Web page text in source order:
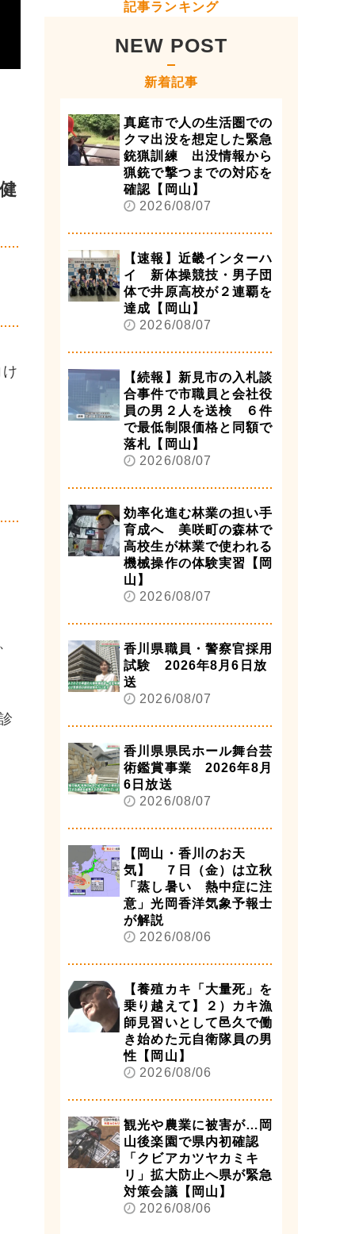
記事ランキング
NEW POST
新着記事
真庭市で人の生活圏での
クマ出没を想定した緊急
銃猟訓練 出没情報から
猟銃で撃つまでの対応を
確認【岡山】
2026/08/07
【速報】近畿インターハ
イ 新体操競技・男子団
体で井原高校が２連覇を
達成【岡山】
2026/08/07
【続報】新見市の入札談
合事件で市職員と会社役
員の男２人を送検 ６件
で最低制限価格と同額で
落札【岡山】
2026/08/07
効率化進む林業の担い手
育成へ 美咲町の森林で
高校生が林業で使われる
機械操作の体験実習【岡
山】
2026/08/07
香川県職員・警察官採用
試験 2026年8月6日放
送
2026/08/07
香川県県民ホール舞台芸
術鑑賞事業 2026年8月
6日放送
2026/08/07
【岡山・香川のお天
気】 ７日（金）は立秋
「蒸し暑い 熱中症に注
意」光岡香洋気象予報士
が解説
2026/08/06
【養殖カキ「大量死」を
乗り越えて】２）カキ漁
師見習いとして邑久で働
き始めた元自衛隊員の男
性【岡山】
2026/08/06
観光や農業に被害が…岡
山後楽園で県内初確認
「クビアカツヤカミキ
リ」拡大防止へ県が緊急
対策会議【岡山】
2026/08/06